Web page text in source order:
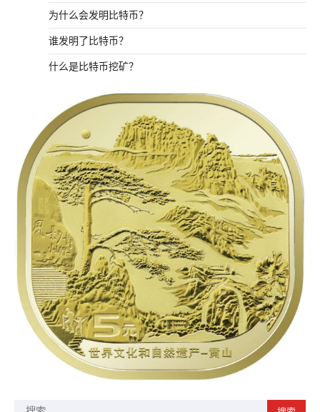
为什么会发明比特币？
谁发明了比特币？
什么是比特币挖矿？